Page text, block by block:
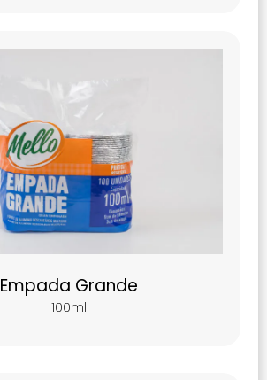
Empada Grande
100ml